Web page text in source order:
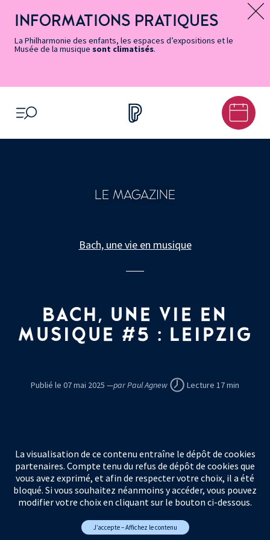
page
Accessibilité
accès
rapides
principal
contenu
principal
page
Message d’information
INFORMATIONS PRATIQUES
La Philharmonie des enfants, les espaces d’expositions et le
Musée de la musique sont climatisés.
OUVRIR LE MENU
LE MAGAZINE
Bach, une vie en musique
BACH, UNE VIE EN
MUSIQUE #5 : LEIPZIG
Publié le 07 mai 2025 —par Paul Agnew Lecture 17 min
La visualisation de ce contenu entraîne le dépôt de cookies
partenaires. Compte tenu du refus de dépôt de cookies que
vous avez exprimé, et afin de respecter votre choix, il a été
bloqué. Si vous souhaitez néanmoins y accéder, vous pouvez
modifier votre choix en cliquant sur le bouton ci-dessous.
J’accepte – Affichez le contenu